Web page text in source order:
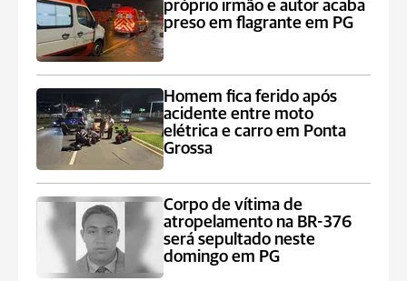
próprio irmão e autor acaba
preso em flagrante em PG
Homem fica ferido após
acidente entre moto
elétrica e carro em Ponta
Grossa
Corpo de vítima de
atropelamento na BR-376
será sepultado neste
domingo em PG